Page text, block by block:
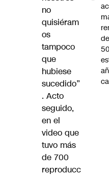
no
quisiéram
os
tampoco
que
hubiese
sucedido”
. Acto
seguido,
en el
video que
tuvo más
de 700
reproducc